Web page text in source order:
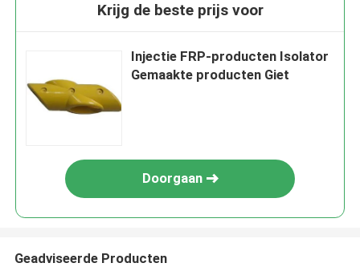
Krijg de beste prijs voor
Injectie FRP-producten Isolator
Gemaakte producten Giet
Doorgaan
Geadviseerde Producten